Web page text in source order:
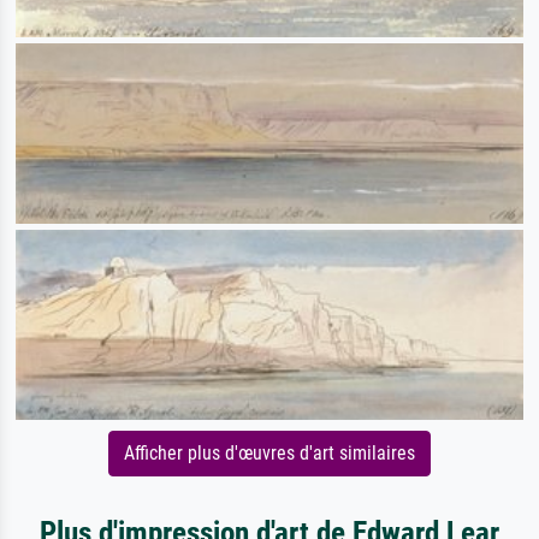
Afficher plus d'œuvres d'art similaires